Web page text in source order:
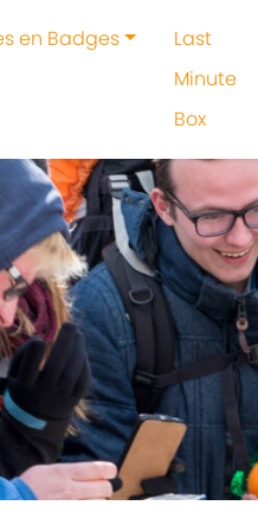
en Badges
Last
Minute
Box